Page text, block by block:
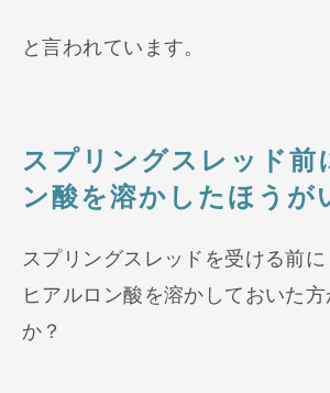
と言われています。
スプリングスレッド前
ン酸を溶かしたほうが
スプリングスレッドを受ける前に
ヒアルロン酸を溶かしておいた
か？